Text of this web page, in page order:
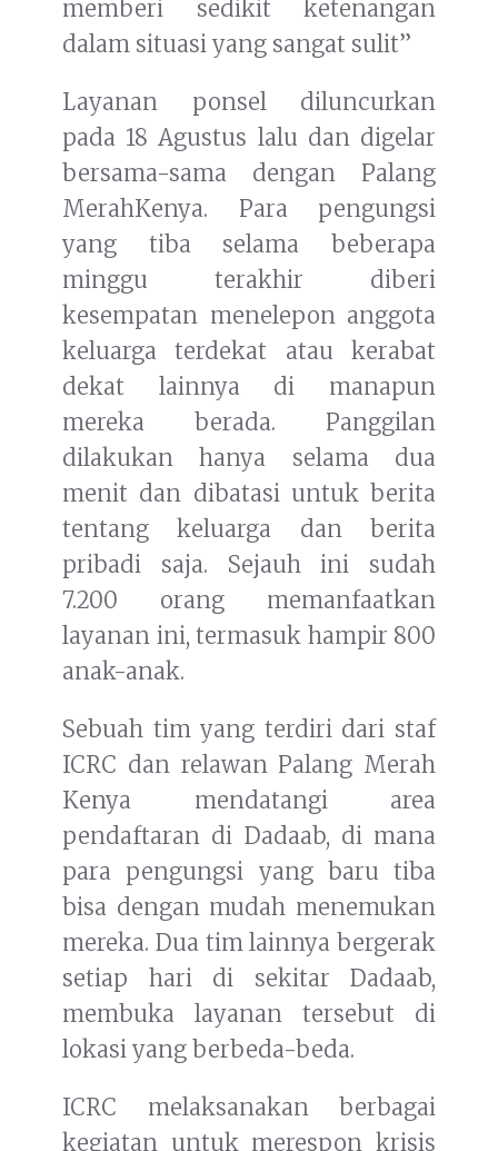
memberi sedikit ketenangan
dalam situasi yang sangat sulit”
Layanan ponsel diluncurkan
pada 18 Agustus lalu dan digelar
bersama-sama dengan Palang
MerahKenya. Para pengungsi
yang tiba selama beberapa
minggu terakhir diberi
kesempatan menelepon anggota
keluarga terdekat atau kerabat
dekat lainnya di manapun
mereka berada. Panggilan
dilakukan hanya selama dua
menit dan dibatasi untuk berita
tentang keluarga dan berita
pribadi saja. Sejauh ini sudah
7.200 orang memanfaatkan
layanan ini, termasuk hampir 800
anak-anak.
Sebuah tim yang terdiri dari staf
ICRC dan relawan Palang Merah
Kenya mendatangi area
pendaftaran di Dadaab, di mana
para pengungsi yang baru tiba
bisa dengan mudah menemukan
mereka. Dua tim lainnya bergerak
setiap hari di sekitar Dadaab,
membuka layanan tersebut di
lokasi yang berbeda-beda.
ICRC melaksanakan berbagai
kegiatan untuk merespon krisis